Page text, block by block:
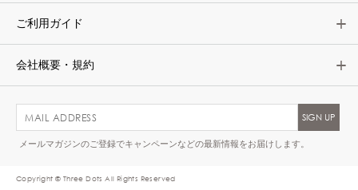
ご利用ガイド
会社概要・規約
メールマガジンのご登録でキャンペーンなどの最新情報をお届けします。
Copyright © Three Dots All Rights Reserved